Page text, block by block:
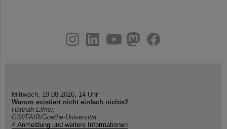
youtube
helmholtz.social
facebook
Mittwoch, 19.08.2026, 14 Uhr
Warum existiert nicht einfach nichts?
Hannah Elfner,
GSI/FAIR/Goethe-Universität
Anmeldung und weitere Informationen